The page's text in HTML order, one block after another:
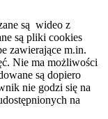
są wideo z
są pliki cookies
zawierające m.in.
Nie ma możliwości
są dopiero
nie godzi się na
na